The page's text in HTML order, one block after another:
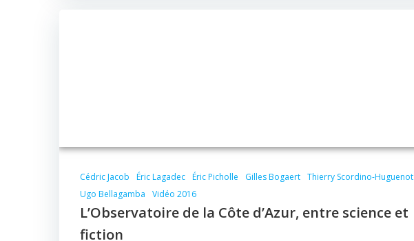
Cédric Jacob Éric Lagadec Éric Picholle Gilles Bogaert Thierry Scordino-Huguenot
Ugo Bellagamba
Vidéo 2016
L’Observatoire de la Côte d’Azur, entre science et
fiction